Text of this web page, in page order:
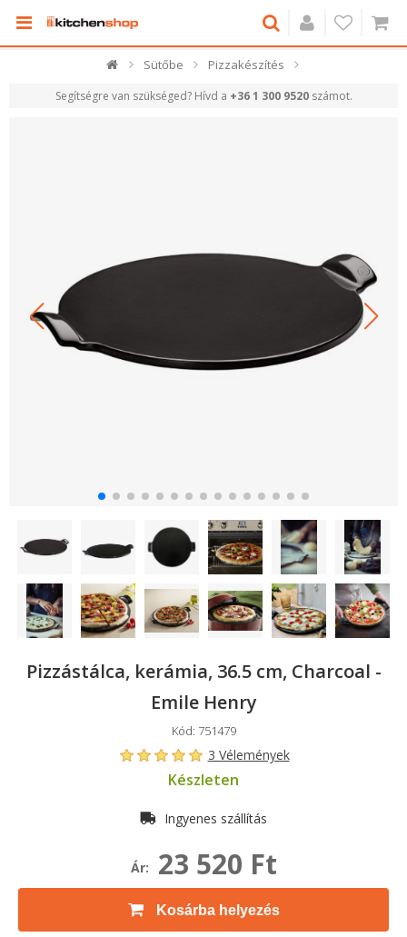
Sütőbe Pizzakészítés
Segítségre van szükséged? Hívd a +36 1 300 9520számot.
Pizzástálca, kerámia, 36.5 cm, Charcoal -
Emile Henry
Kód: 751479
3 Vélemények
Készleten
Ingyenes szállítás
Ár: 23 520 Ft
Kosárba helyezés